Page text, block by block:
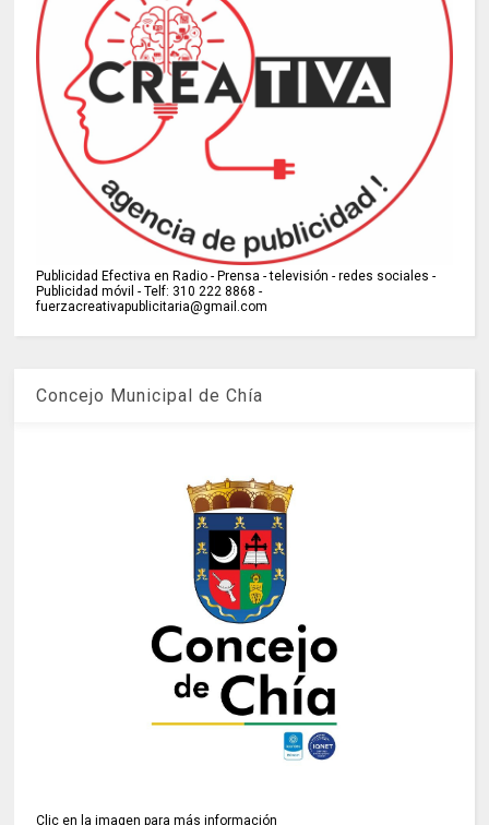
Publicidad Efectiva en Radio - Prensa - televisión - redes sociales -
Publicidad móvil - Telf: 310 222 8868 -
fuerzacreativapublicitaria@gmail.com
Concejo Municipal de Chía
Clic en la imagen para más información